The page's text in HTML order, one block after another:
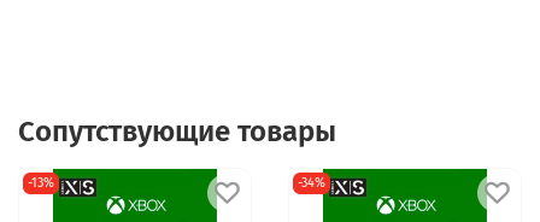
Сопутствующие товары
-13% -34%